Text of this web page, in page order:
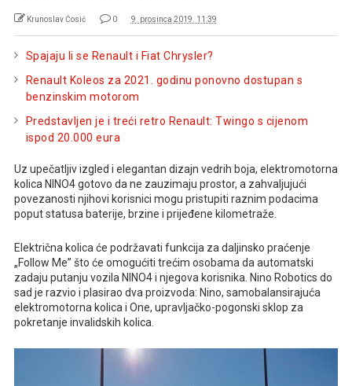
Krunoslav Ćosić 0 9. prosinca 2019. 11:39
Spajaju li se Renault i Fiat Chrysler?
Renault Koleos za 2021. godinu ponovno dostupan s
benzinskim motorom
Predstavljen je i treći retro Renault: Twingo s cijenom
ispod 20.000 eura
Uz upečatljiv izgled i elegantan dizajn vedrih boja, elektromotorna
kolica NINO4 gotovo da ne zauzimaju prostor, a zahvaljujući
povezanosti njihovi korisnici mogu pristupiti raznim podacima
poput statusa baterije, brzine i prijeđene kilometraže.
Električna kolica će podržavati funkcija za daljinsko praćenje
„Follow Me” što će omogućiti trećim osobama da automatski
zadaju putanju vozila NINO4 i njegova korisnika. Nino Robotics do
sad je razvio i plasirao dva proizvoda: Nino, samobalansirajuća
elektromotorna kolica i One, upravljačko-pogonski sklop za
pokretanje invalidskih kolica.